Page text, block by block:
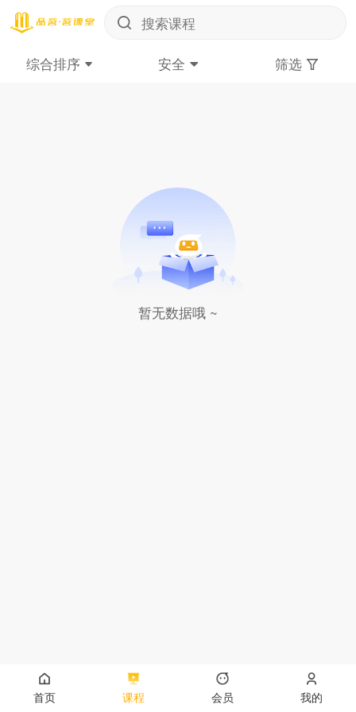
综合排序 安全 筛选
暂无数据哦 ~
首页 课程 会员 我的